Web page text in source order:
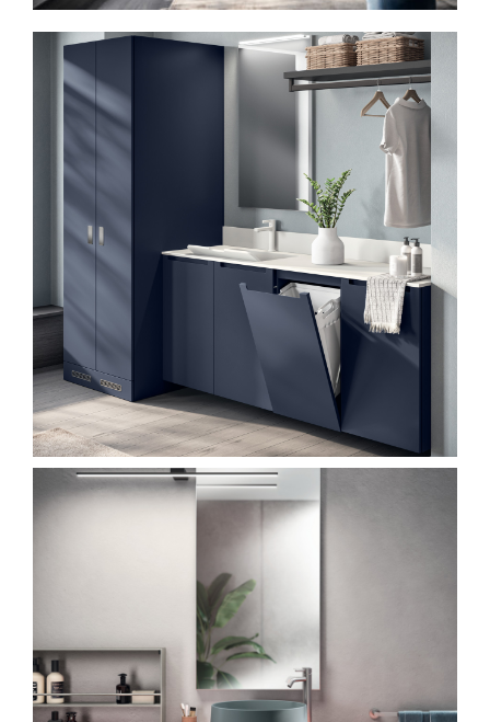
Spavaće sobe
Kupatila
DODATCI
VANJSKI
UREDSKI
HOTELSKI